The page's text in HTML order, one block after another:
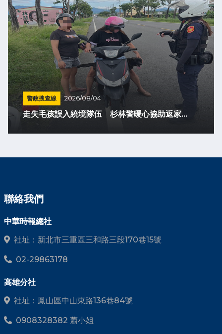
警政搜查線 2026/08/04
走失毛孩誤入繞境隊伍 杉林警暖心協助返家...
聯絡我們
中華時報總社
社址：新北市三重區三和路三段170巷15號
02-29863178
高雄分社
社址：鳳山區中山東路136巷84號
0908328382 蕭小姐